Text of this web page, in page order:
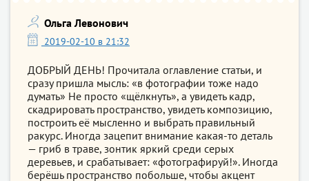
Ольга Левонович
2019-02-10 в 21:32
ДОБРЫЙ ДЕНЬ! Прочитала оглавление статьи, и
сразу пришла мысль: «в фотографии тоже надо
думать» Не просто «щёлкнуть», а увидеть кадр,
скадрировать пространство, увидеть композицию,
построить её мысленно и выбрать правильный
ракурс. Иногда зацепит внимание какая-то деталь
— гриб в траве, зонтик яркий среди серых
деревьев, и срабатывает: «фотографируй!». Иногда
берёшь пространство побольше, чтобы акцент